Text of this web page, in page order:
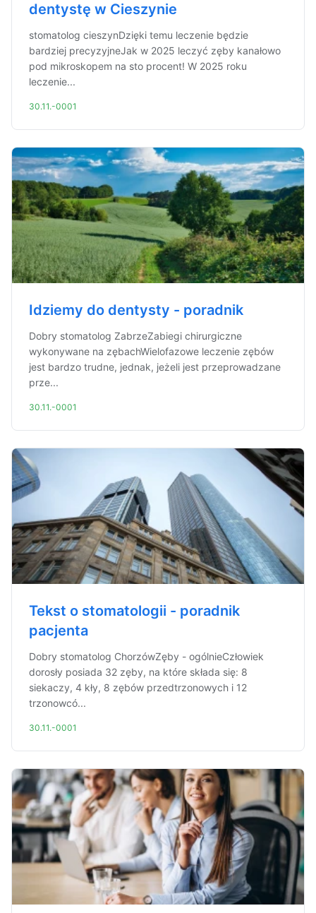
dentystę w Cieszynie
stomatolog cieszynDzięki temu leczenie będzie
bardziej precyzyjneJak w 2025 leczyć zęby kanałowo
pod mikroskopem na sto procent! W 2025 roku
leczenie...
30.11.-0001
Idziemy do dentysty - poradnik
Dobry stomatolog ZabrzeZabiegi chirurgiczne
wykonywane na zębachWielofazowe leczenie zębów
jest bardzo trudne, jednak, jeżeli jest przeprowadzane
prze...
30.11.-0001
Tekst o stomatologii - poradnik
pacjenta
Dobry stomatolog ChorzówZęby - ogólnieCzłowiek
dorosły posiada 32 zęby, na które składa się: 8
siekaczy, 4 kły, 8 zębów przedtrzonowych i 12
trzonowcó...
30.11.-0001